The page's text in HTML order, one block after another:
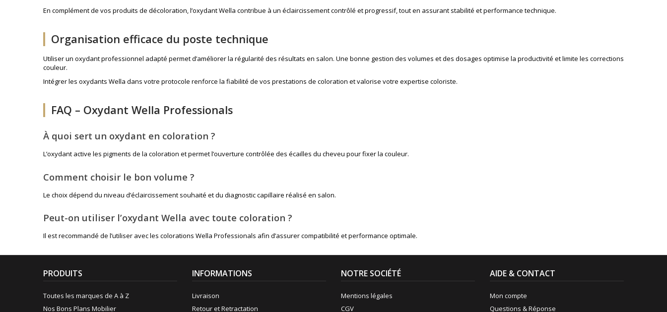
En complément de vos produits de décoloration, l’oxydant Wella contribue à un éclaircissement contrôlé et progressif, tout en assurant stabilité et performance technique.
Organisation efficace du poste technique
Utiliser un oxydant professionnel adapté permet d’améliorer la régularité des résultats en salon. Une bonne gestion des volumes et des dosages optimise la productivité et limite les corrections
couleur.
Intégrer les oxydants Wella dans votre protocole renforce la fiabilité de vos prestations de coloration et valorise votre expertise coloriste.
FAQ – Oxydant Wella Professionals
À quoi sert un oxydant en coloration ?
L’oxydant active les pigments de la coloration et permet l’ouverture contrôlée des écailles du cheveu pour fixer la couleur.
Comment choisir le bon volume ?
Le choix dépend du niveau d’éclaircissement souhaité et du diagnostic capillaire réalisé en salon.
Peut-on utiliser l’oxydant Wella avec toute coloration ?
Il est recommandé de l’utiliser avec les colorations Wella Professionals afin d’assurer compatibilité et performance optimale.
PRODUITS
Toutes les marques de A à Z
Nos Bons Plans Mobilier
INFORMATIONS
Livraison
Retour et Retractation
NOTRE SOCIÉTÉ
Mentions légales
CGV
AIDE & CONTACT
Mon compte
Questions & Réponse